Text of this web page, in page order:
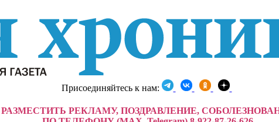
Присоединяйтесь к нам:
РАЗМЕСТИТЬ РЕКЛАМУ, ПОЗДРАВЛЕНИЕ,